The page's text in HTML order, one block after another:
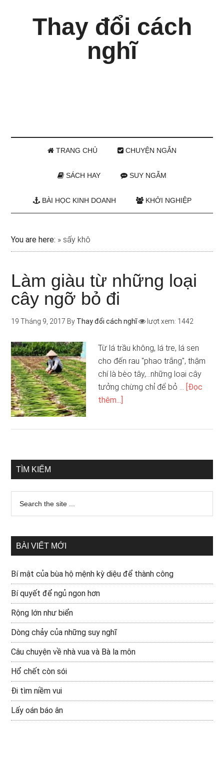
Thay đổi cách
nghĩ
TRANG CHỦ CHUYỆN NGẮN
SÁCH HAY SUY NGẪM
BÀI HỌC KINH DOANH KHỞI NGHIỆP
You are here: » sấy khô
Làm giàu từ những loại
cây ngỡ bỏ đi
19 Tháng 9, 2017 By Thay đổi cách nghĩ lượt xem: 1442
Từ lá trầu không, lá tre, lá sen
cho đến rau "phao trắng", thậm
chí là bèo tây,...những loại cây
tưởng chừng chỉ để bỏ … [Đọc
thêm...]
TÌM KIẾM
BÀI VIẾT MỚI
Bí mật của bùa hộ mệnh kỳ diệu để thành công
Bí quyết để ngủ ngon hơn
Rộng lớn như biển
Dòng chảy của những suy nghĩ
Câu chuyện về nhà vua và Bà la môn
Hổ chết còn sói
Đi tìm niềm vui
Lấy oán báo ân